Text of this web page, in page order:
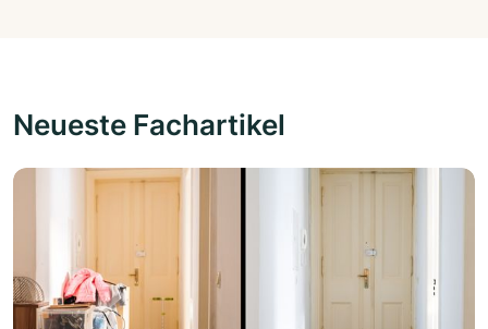
Neueste Fachartikel